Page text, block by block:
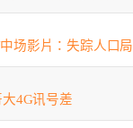
场影片：失踪人口
4G讯号差